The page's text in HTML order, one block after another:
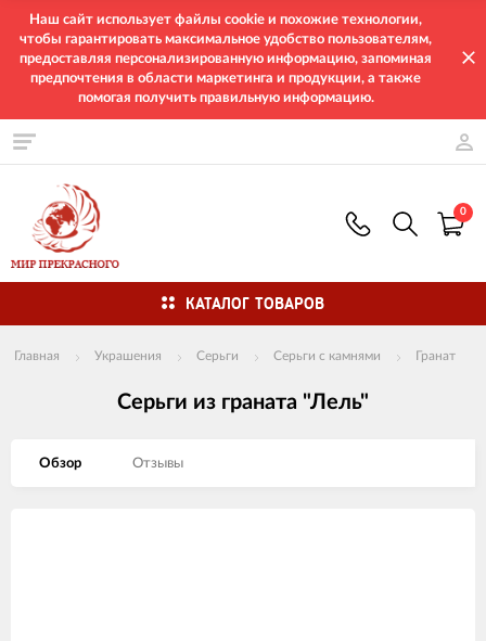
Наш сайт использует файлы cookie и похожие технологии,
чтобы гарантировать максимальное удобство пользователям,
предоставляя персонализированную информацию, запоминая
предпочтения в области маркетинга и продукции, а также
помогая получить правильную информацию.
0
КАТАЛОГ ТОВАРОВ
Главная Украшения Серьги Серьги с камнями Гранат
Серьги из граната "Лель"
Обзор Отзывы